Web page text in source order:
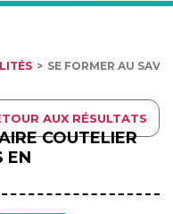
SE FORMER AU
AUX RÉSULTATS
COUTELIER
EN